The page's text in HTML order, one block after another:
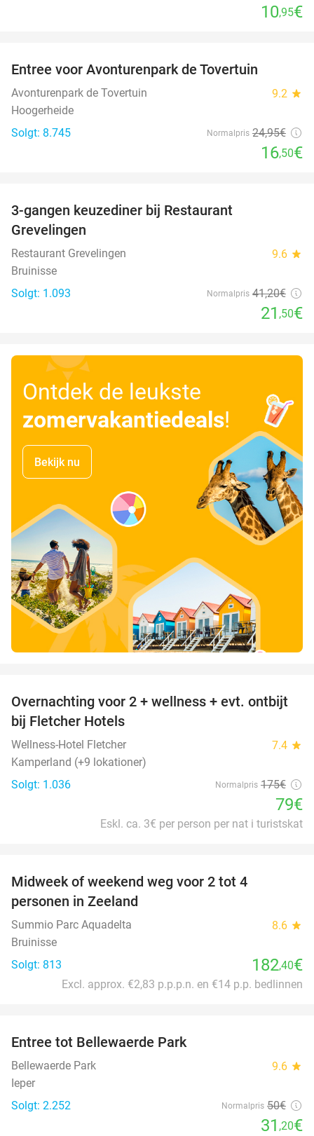
10,95€
Entree voor Avonturenpark de Tovertuin
Avonturenpark de Tovertuin 9.2 star
Hoogerheide
Solgt: 8.745
Normalpris 24,95€
16,50€
3-gangen keuzediner bij Restaurant
Grevelingen
Restaurant Grevelingen 9.6 star
Bruinisse
Solgt: 1.093
Normalpris 41,20€
21 ,50€
Ontdek de leukste
zomervakantiedeals!
Bekijk nu
55%
Overnachting voor 2 + wellness + evt. ontbijt
bij Fletcher Hotels
Wellness-Hotel Fletcher 7.4 star
Kamperland (+9 lokationer)
Solgt: 1.036
Normalpris 175€
79€
Eskl. ca. 3€ per person per nat i turistskat
Midweek of weekend weg voor 2 tot 4
personen in Zeeland
Summio Parc Aquadelta 8.6 star
Bruinisse
Solgt: 813
182,40€
Excl. approx. €2,83 p.p.p.n. en €14 p.p. bedlinnen
Entree tot Bellewaerde Park
Bellewaerde Park 9.6 star
Ieper
Solgt: 2.252
Normalpris 50€
31 ,20€